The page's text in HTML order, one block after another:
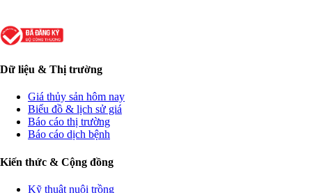
Dữ liệu & Thị trường
Giá thủy sản hôm nay
Biểu đồ & lịch sử giá
Báo cáo thị trường
Báo cáo dịch bệnh
Kiến thức & Cộng đồng
Kỹ thuật nuôi trồng